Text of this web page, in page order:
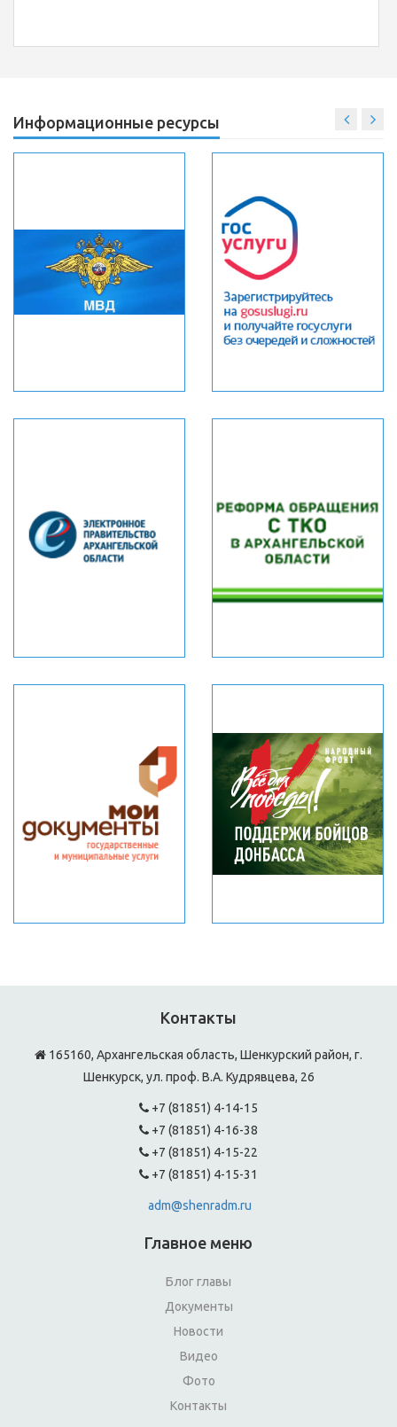
Информационные ресурсы
Контакты
165160, Архангельская область, Шенкурский район, г.
Шенкурск, ул. проф. В.А. Кудрявцева, 26
+7 (81851) 4-14-15
+7 (81851) 4-16-38
+7 (81851) 4-15-22
+7 (81851) 4-15-31
adm@shenradm.ru
Главное меню
Блог главы
Документы
Новости
Видео
Фото
Контакты